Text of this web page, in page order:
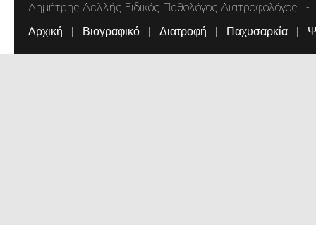
Δημήτρης Δελλής Ειδικός Παθολόγος Διατροφολόγος
Αρχική Βιογραφικό Διατροφή Παχυσαρκία